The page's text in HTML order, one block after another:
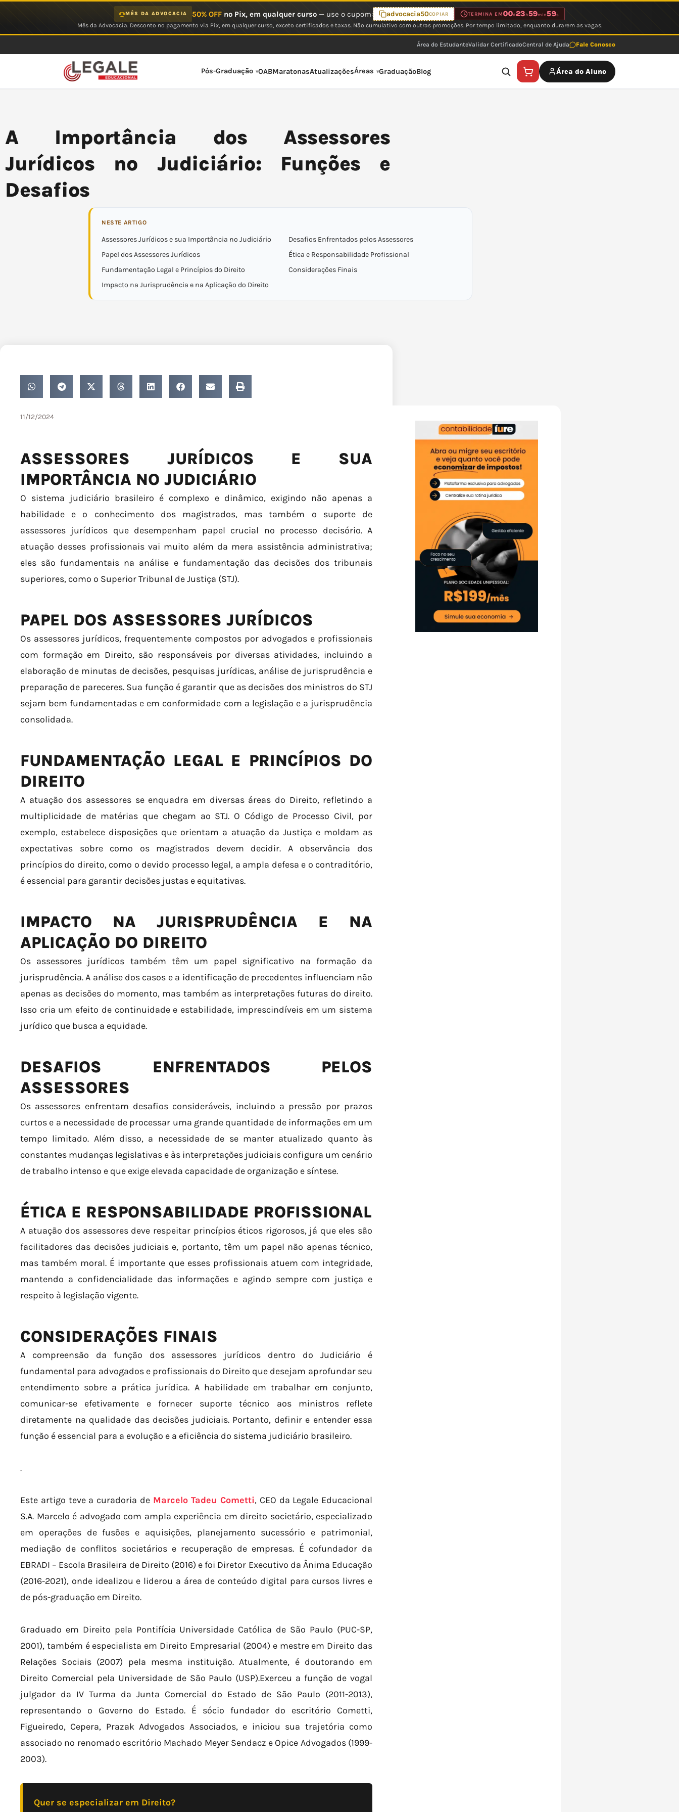
MÊS DA ADVOCACIA 50% OFFno Pix, em qualquer curso— use o cupom: advocacia50COPIAR TERMINA EM00d23 h59min59s
Mês da Advocacia. Desconto no pagamento via Pix, em qualquer curso, exceto certificados e taxas. Não cumulativo com outras promoções. Por tempo limitado, enquanto durarem as vagas.
Área do EstudanteValidar CertificadoCentral de Ajuda Fale Conosco
Pós-Graduação OABMaratonasAtualizaçõesÁreas GraduaçãoBlog Área do Aluno
A Importância dos Assessores
Jurídicos no Judiciário: Funções e
Desafios
NESTE ARTIGO
Assessores Jurídicos e sua Importância no Judiciário
Papel dos Assessores Jurídicos
Fundamentação Legal e Princípios do Direito
Impacto na Jurisprudência e na Aplicação do Direito
Desafios Enfrentados pelos Assessores
Ética e Responsabilidade Profissional
Considerações Finais
11/12/2024
ASSESSORES JURÍDICOS E SUA
IMPORTÂNCIA NO JUDICIÁRIO
O sistema judiciário brasileiro é complexo e dinâmico, exigindo não apenas a
habilidade e o conhecimento dos magistrados, mas também o suporte de
assessores jurídicos que desempenham papel crucial no processo decisório. A
atuação desses profissionais vai muito além da mera assistência administrativa;
eles são fundamentais na análise e fundamentação das decisões dos tribunais
superiores, como o Superior Tribunal de Justiça (STJ).
PAPEL DOS ASSESSORES JURÍDICOS
Os assessores jurídicos, frequentemente compostos por advogados e profissionais
com formação em Direito, são responsáveis por diversas atividades, incluindo a
elaboração de minutas de decisões, pesquisas jurídicas, análise de jurisprudência e
preparação de pareceres. Sua função é garantir que as decisões dos ministros do STJ
sejam bem fundamentadas e em conformidade com a legislação e a jurisprudência
consolidada.
FUNDAMENTAÇÃO LEGAL E PRINCÍPIOS DO
DIREITO
A atuação dos assessores se enquadra em diversas áreas do Direito, refletindo a
multiplicidade de matérias que chegam ao STJ. O Código de Processo Civil, por
exemplo, estabelece disposições que orientam a atuação da Justiça e moldam as
expectativas sobre como os magistrados devem decidir. A observância dos
princípios do direito, como o devido processo legal, a ampla defesa e o contraditório,
é essencial para garantir decisões justas e equitativas.
IMPACTO NA JURISPRUDÊNCIA E NA
APLICAÇÃO DO DIREITO
Os assessores jurídicos também têm um papel significativo na formação da
jurisprudência. A análise dos casos e a identificação de precedentes influenciam não
apenas as decisões do momento, mas também as interpretações futuras do direito.
Isso cria um efeito de continuidade e estabilidade, imprescindíveis em um sistema
jurídico que busca a equidade.
DESAFIOS ENFRENTADOS PELOS
ASSESSORES
Os assessores enfrentam desafios consideráveis, incluindo a pressão por prazos
curtos e a necessidade de processar uma grande quantidade de informações em um
tempo limitado. Além disso, a necessidade de se manter atualizado quanto às
constantes mudanças legislativas e às interpretações judiciais configura um cenário
de trabalho intenso e que exige elevada capacidade de organização e síntese.
ÉTICA E RESPONSABILIDADE PROFISSIONAL
A atuação dos assessores deve respeitar princípios éticos rigorosos, já que eles são
facilitadores das decisões judiciais e, portanto, têm um papel não apenas técnico,
mas também moral. É importante que esses profissionais atuem com integridade,
mantendo a confidencialidade das informações e agindo sempre com justiça e
respeito à legislação vigente.
CONSIDERAÇÕES FINAIS
A compreensão da função dos assessores jurídicos dentro do Judiciário é
fundamental para advogados e profissionais do Direito que desejam aprofundar seu
entendimento sobre a prática jurídica. A habilidade em trabalhar em conjunto,
comunicar-se efetivamente e fornecer suporte técnico aos ministros reflete
diretamente na qualidade das decisões judiciais. Portanto, definir e entender essa
função é essencial para a evolução e a eficiência do sistema judiciário brasileiro.
.
Este artigo teve a curadoria de Marcelo Tadeu Cometti, CEO da Legale Educacional
S.A. Marcelo é advogado com ampla experiência em direito societário, especializado
em operações de fusões e aquisições, planejamento sucessório e patrimonial,
mediação de conflitos societários e recuperação de empresas. É cofundador da
EBRADI – Escola Brasileira de Direito (2016) e foi Diretor Executivo da Ânima Educação
(2016-2021), onde idealizou e liderou a área de conteúdo digital para cursos livres e
de pós-graduação em Direito.
Graduado em Direito pela Pontifícia Universidade Católica de São Paulo (PUC-SP,
2001), também é especialista em Direito Empresarial (2004) e mestre em Direito das
Relações Sociais (2007) pela mesma instituição. Atualmente, é doutorando em
Direito Comercial pela Universidade de São Paulo (USP).Exerceu a função de vogal
julgador da IV Turma da Junta Comercial do Estado de São Paulo (2011-2013),
representando o Governo do Estado. É sócio fundador do escritório Cometti,
Figueiredo, Cepera, Prazak Advogados Associados, e iniciou sua trajetória como
associado no renomado escritório Machado Meyer Sendacz e Opice Advogados (1999-
2003).
Quer se especializar em Direito?